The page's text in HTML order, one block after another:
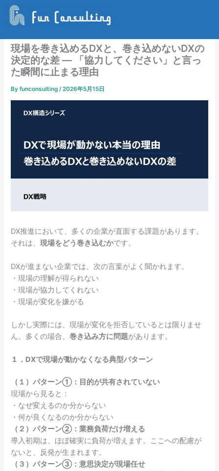
ス
現場を巻き込めるDXと、巻き込めないDXの
決定的な差 — 「協力してください」と言っ
た瞬間に止まる理由
Byfunconsulting /2026年5月15日
DX推進において、多くの企業が直面する課題があります。
それは、現場をどう巻き込むかです。
DXが進まない企業では、次の言葉がよく聞かれます。
・現場の理解が得られない
・現場が協力してくれない
・現場が変化を嫌がる
しかし実際には、現場が変化を拒否しているとは限りませ
ん。多くの場合、巻き込み方に問題があります。
１．DXで現場が動かなくなる典型パターン
（１）パターン①：目的が共有されていない
現場から見ると：
・なぜ変えるのか分からない
・何が良くなるのか分からない
（２）パターン②：業務負荷だけ増える
導入初期は、ほぼ確実に負荷が増えます。ここへの配慮が
ないと、反発が生まれます。
（３）パターン③：意思決定が現場任せ